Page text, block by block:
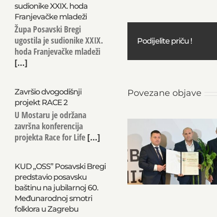
Podijelite priču !
Povezane objave
sudionike XXIX. hoda
Franjevačke mladeži
Župa Posavski Bregi
ugostila je sudionike XXIX.
hoda Franjevačke mladeži
[...]
Završio dvogodišnji
projekt RACE 2
U Mostaru je održana
završna konferencija
projekta Race for Life[...]
KUD „OSS” Posavski Bregi
predstavio posavsku
baštinu na jubilarnoj 60.
Međunarodnoj smotri
folklora u Zagrebu